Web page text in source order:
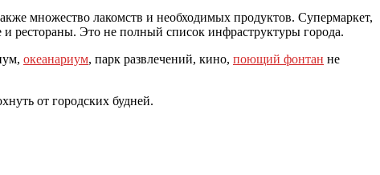
множество лакомств и необходимых продуктов. Супермаркет,
рестораны. Это не полный список инфраструктуры города.
океанариум, парк развлечений, кино, поющий фонтан не
от городских будней.